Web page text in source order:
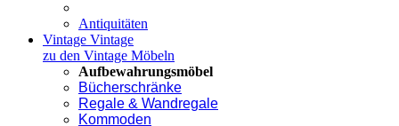
Antiquitäten
Vintage Vintage
zu den Vintage Möbeln
Aufbewahrungsmöbel
Bücherschränke
Regale & Wandregale
Kommoden